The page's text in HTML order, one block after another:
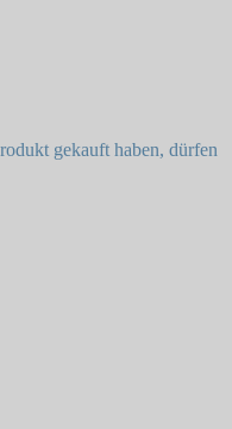
gekauft haben, dürfen